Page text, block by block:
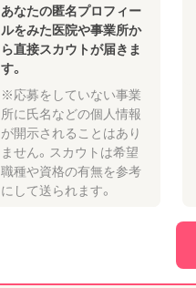
あなたの匿名プロフィー
ルをみた医院や事業所か
ら直接スカウトが届きま
す。
※応募をしていない事業
所に氏名などの個人情報
が開示されることはあり
ません。スカウトは希望
職種や資格の有無を参考
にして送られます。